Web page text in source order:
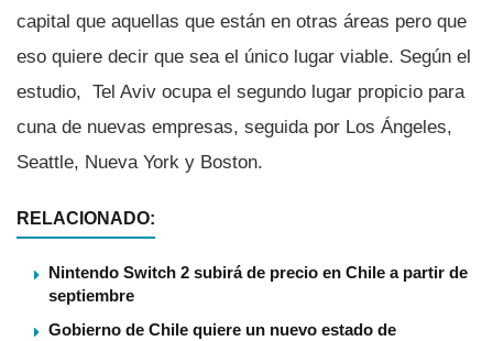
capital que aquellas que están en otras áreas pero que
eso quiere decir que sea el único lugar viable. Según el
estudio, Tel Aviv ocupa el segundo lugar propicio para
cuna de nuevas empresas, seguida por Los Ángeles,
Seattle, Nueva York y Boston.
RELACIONADO:
Nintendo Switch 2 subirá de precio en Chile a partir de
septiembre
Gobierno de Chile quiere un nuevo estado de